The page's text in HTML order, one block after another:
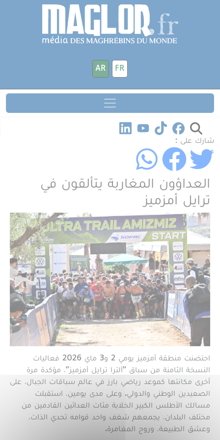
تجاوز إلى المحتوى الرئيسي
FR
AR
شارك على :
العداؤون المغاربة يتألقون في
ترايل أمزميز
احتضنت منطقة أمزميز يومي 2 و3 ماي 2026 فعاليات
النسخة الثامنة من سباق "ألترا ترايل أمزميز"، مؤكدة مرة
أخرى مكانتها كموعد رياضي بارز في عالم سباقات الجبال، على
الصعيدين الوطني والدولي. وعلى مدى يومين، استقبلت
مسالك الأطلس الكبير الخلابة مئات العدائين القادمين من
مختلف البلدان، يجمعهم شغف واحد قوامه تحدي الذات،
وعشق الطبيعة، وروح المغامرة.
لوحة إدارة ملفات تعريف الارتباط